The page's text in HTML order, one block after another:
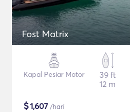
Fost Matrix
Kapal Pesiar Motor
39 ft
12 m
$1,607 /hari